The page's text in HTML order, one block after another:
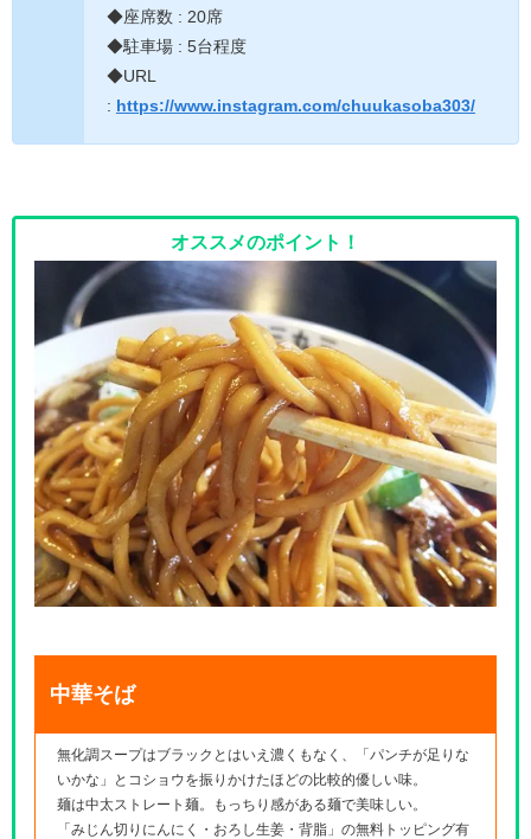
◆座席数 : 20席
◆駐車場 : 5台程度
◆URL
: https://www.instagram.com/chuukasoba303/
オススメのポイント！
中華そば
無化調スープはブラックとはいえ濃くもなく、「パンチが足りな
いかな」とコショウを振りかけたほどの比較的優しい味。
麺は中太ストレート麺。もっちり感がある麺で美味しい。
「みじん切りにんにく・おろし生姜・背脂」の無料トッピング有